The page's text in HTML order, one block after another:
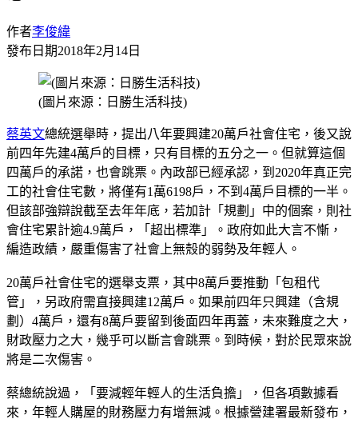
作者李俊緯
發布日期2018年2月14日
(圖片來源：日勝生活科技)
蔡英文總統選舉時，提出八年要興建20萬戶社會住宅，後又說
前四年先建4萬戶的目標，只有目標的五分之一。但就算這個
四萬戶的承諾，也會跳票。內政部已經承認，到2020年真正完
工的社會住宅數，將僅有1萬6198戶，不到4萬戶目標的一半。
但該部強辯說截至去年年底，若加計「規劃」中的個案，則社
會住宅累計逾4.9萬戶，「超出標準」。政府如此大言不慚，
編造政績，嚴重傷害了社會上無殼的弱勢及年輕人。
20萬戶社會住宅的選舉支票，其中8萬戶要推動「包租代
管」，另政府需直接興建12萬戶。如果前四年只興建（含規
劃）4萬戶，還有8萬戶要留到後面四年再蓋，未來難度之大，
財政壓力之大，幾乎可以斷言會跳票。到時候，對於民眾來說
將是二次傷害。
蔡總統說過，「要減輕年輕人的生活負擔」，但各項數據看
來，年輕人購屋的財務壓力有增無減。根據營建署最新發布，